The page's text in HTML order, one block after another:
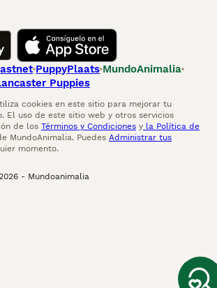
PuppyPlaats MundoAnimalia
Puppies
cookies en este sitio para mejorar tu
El uso de este sitio web y otros servicios
de los Términos y Condiciones y la Política de
MundoAnimalia. Puedes Administrar tus
momento.
- Mundoanimalia